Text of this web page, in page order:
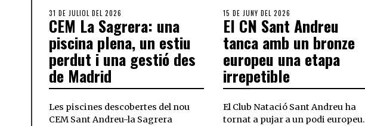
31 DE JULIOL DEL 2026
CEM La Sagrera: una
piscina plena, un estiu
perdut i una gestió des
de Madrid
Les piscines descobertes del nou
CEM Sant Andreu-la Sagrera
15 DE JUNY DEL 2026
El CN Sant Andreu
tanca amb un bronze
europeu una etapa
irrepetible
El Club Natació Sant Andreu ha
tornat a pujar a un podi europeu.